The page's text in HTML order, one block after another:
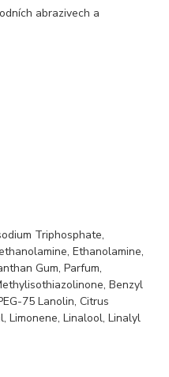
abrazivech a
Triphosphate,
Ethanolamine,
Gum, Parfum,
Benzyl
75 Lanolin, Citrus
Limonene, Linalool, Linalyl